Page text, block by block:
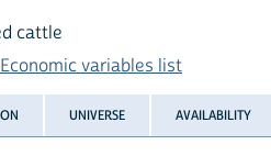
cattle
variables list
UNIVERSE AVAILABILITY